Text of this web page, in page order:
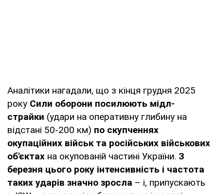
Аналітики нагадали, що з кінця грудня 2025
року Сили оборони посилюють мідл-
страйки (удари на оперативну глибину на
відстані 50-200 км) по скупченнях
окупаційних військ та російських військових
об'єктах на окупованій частині України. З
березня цього року інтенсивність і частота
таких ударів значно зросла – і, припускають